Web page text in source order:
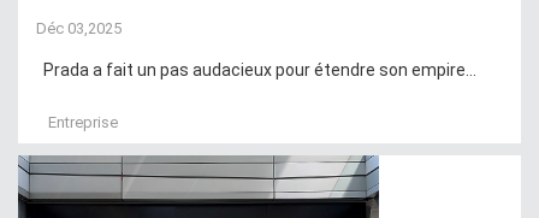
Déc 03,2025
Prada a fait un pas audacieux pour étendre son empire...
Entreprise